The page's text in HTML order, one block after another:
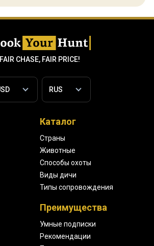
FAIR CHASE, FAIR PRICE!
Каталог
Страны
Животные
Способы охоты
Виды дичи
Типы сопровождения
Преимущества
Умные подписки
Рекомендации